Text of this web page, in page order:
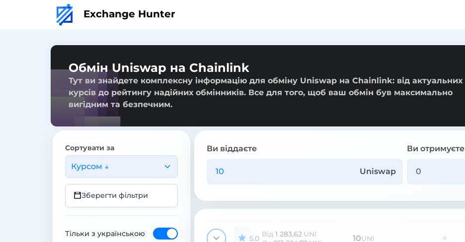
Exchange Hunter
Обмін Uniswap на Chainlink
Тут ви знайдете комплексну інформацію для обміну Uniswap на Chainlink: від актуальних
курсів до рейтингу надійних обмінників. Все для того, щоб ваш обмін був максимально
вигідним та безпечним.
Сортувати за
Курсом ↓
Зберегти фільтри
Тільки з українською
Ви віддаєте
Uniswap
Ви отримуєте
5.0 Від 1 283,62 UNI
10UNI =